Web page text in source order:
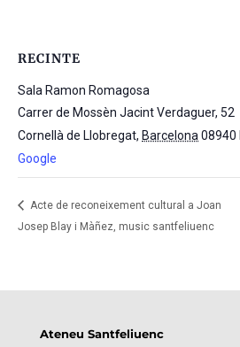
RECINTE
Sala Ramon Romagosa
Carrer de Mossèn Jacint Verdaguer, 52
Cornellà de Llobregat, Barcelona 08940
Google
Acte de reconeixement cultural a Joan
Josep Blay i Màñez, music santfeliuenc
Ateneu Santfeliuenc